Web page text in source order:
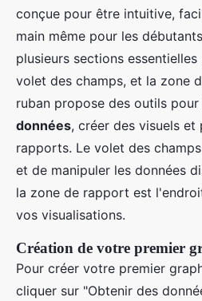
conçue pour être intuitive,
main même pour les
plusieurs sections
volet des champs, et la zone
ruban propose des outils pour
données, créer des visuels et
rapports. Le volet des
et de manipuler les données
la zone de rapport est
vos visualisations.
Création de votre premier
Pour créer votre premier
cliquer sur "Obtenir des